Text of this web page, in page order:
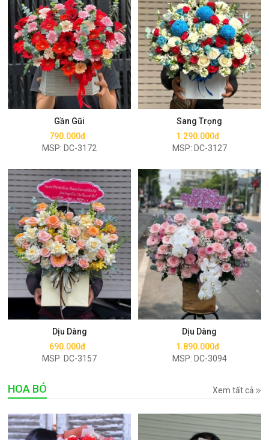
Gần Gũi
790.000đ
MSP: DC-3172
Mua ngay
Sang Trọng
1.290.000đ
MSP: DC-3127
Mua ngay
Dịu Dàng
690.000đ
MSP: DC-3157
Mua ngay
Dịu Dàng
1.890.000đ
MSP: DC-3094
Mua ngay
HOA BÓ Xem tất cả